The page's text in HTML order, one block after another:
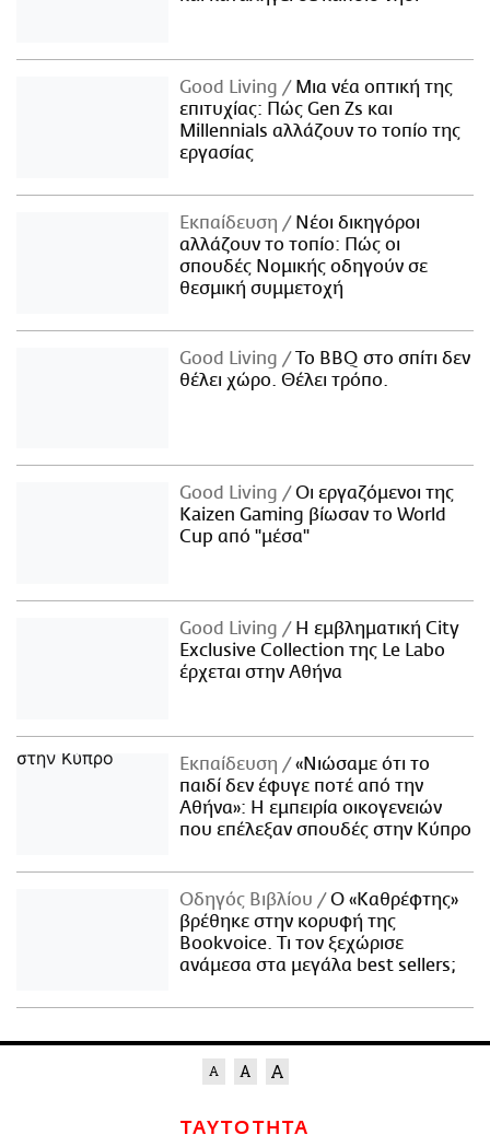
Good Living
Μια νέα οπτική της
επιτυχίας: Πώς Gen Zs και
Millennials αλλάζουν το τοπίο της
εργασίας
Εκπαίδευση
Νέοι δικηγόροι
αλλάζουν το τοπίο: Πώς οι
σπουδές Νομικής οδηγούν σε
θεσμική συμμετοχή
Good Living
Το BBQ στο σπίτι δεν
θέλει χώρο. Θέλει τρόπο.
Good Living
Οι εργαζόμενοι της
Kaizen Gaming βίωσαν το World
Cup από "μέσα"
Good Living
Η εμβληματική City
Exclusive Collection της Le Labo
έρχεται στην Αθήνα
Εκπαίδευση
«Νιώσαμε ότι το
παιδί δεν έφυγε ποτέ από την
Αθήνα»: Η εμπειρία οικογενειών
που επέλεξαν σπουδές στην Κύπρο
Οδηγός Βιβλίου
Ο «Καθρέφτης»
βρέθηκε στην κορυφή της
Bookvoice. Τι τον ξεχώρισε
ανάμεσα στα μεγάλα best sellers;
ΤΑΥΤΟΤΗΤΑ